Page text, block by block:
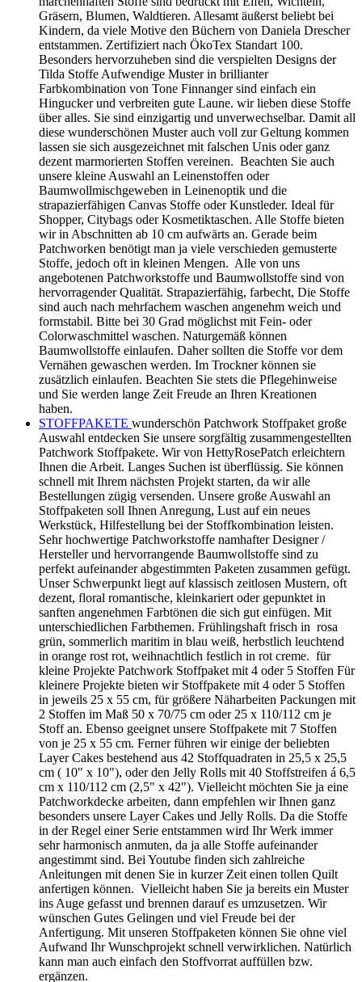
Unser Schwerpunkt liegt auf klassisch zeitlosen Mustern, oft
dezent, floral romantische, kleinkariert oder gepunktet in
sanften angenehmen Farbtönen die sich gut einfügen. Mit
unterschiedlichen Farbthemen. Frühlingshaft frisch in rosa
grün, sommerlich maritim in blau weiß, herbstlich leuchtend
in orange rost rot, weihnachtlich festlich in rot creme. für
kleine Projekte Patchwork Stoffpaket mit 4 oder 5 Stoffen Für
kleinere Projekte bieten wir Stoffpakete mit 4 oder 5 Stoffen
in jeweils 25 x 55 cm, für größere Näharbeiten Packungen mit
2 Stoffen im Maß 50 x 70/75 cm oder 25 x 110/112 cm je
Stoff an. Ebenso geeignet unsere Stoffpakete mit 7 Stoffen
von je 25 x 55 cm. Ferner führen wir einige der beliebten
Layer Cakes bestehend aus 42 Stoffquadraten in 25,5 x 25,5
cm ( 10" x 10"), oder den Jelly Rolls mit 40 Stoffstreifen á 6,5
cm x 110/112 cm (2,5" x 42"). Vielleicht möchten Sie ja eine
Patchworkdecke arbeiten, dann empfehlen wir Ihnen ganz
besonders unsere Layer Cakes und Jelly Rolls. Da die Stoffe
in der Regel einer Serie entstammen wird Ihr Werk immer
sehr harmonisch anmuten, da ja alle Stoffe aufeinander
angestimmt sind. Bei Youtube finden sich zahlreiche
Anleitungen mit denen Sie in kurzer Zeit einen tollen Quilt
anfertigen können. Vielleicht haben Sie ja bereits ein Muster
ins Auge gefasst und brennen darauf es umzusetzen. Wir
wünschen Gutes Gelingen und viel Freude bei der
Anfertigung. Mit unseren Stoffpaketen können Sie ohne viel
Aufwand Ihr Wunschprojekt schnell verwirklichen. Natürlich
kann man auch einfach den Stoffvorrat auffüllen bzw.
ergänzen.
TIPPShilfreiche Tipps rund ums Nähen - rationelles
Zusammensetzen gleich großer Blöcke - -
Schnellschneidetechniken - Briefecken und vieles mehr
ÜBER UNSWir sind ein kleines Team und der Umgang mit
Stoffen jedweder Art ist uns seit Kindertagen vertraut. Bereits
zu dieser Zeit entwickelte sich eine Vorliebe für dieses
Material. Selbstgefertigtes wurde und wird ganz groß
geschrieben, weil es einfach Freude bereitet kreativ zu sein.
Etwas Neues zu erschaffen, etwas ganz Persönliches,
Individuelles. Es ist immer wieder spannend ein bekanntes
Muster mit diesen wunderschönen hochwertigen
Patchworkstoffen neu umzusetzen, da jedesmal ein gänzlich
neuer Eindruck entsteht. Sei es durch die Farb- oder
Musterwahl. Ebenso faszinierend ist es ein noch unerprobtest
Design zu erarbeiten. Damit auch Ihre Werke wunschgemäß
gelingen, haben wir rund ums Quilten einige hilfreiche Tipps
zusammen getragen. Anregungen geben unsere kleinen
Nähprojekte und natürlich Patchworkdecken aus vergangenen
Tagen. Sie dienen zur Ideenfindung, sollen interessante
Farbkombinationen zeigen oder einfach zum Träumen
verleiten. Beim Vertrieb der herrlichen Textilien die durch
eine unglaubliche Vielfalt der Muster beeindruckt steht für uns
folgendes im Vordergrund: QUALITÄT BEDEUTET, DAS
DER KUNDE UND NICHT DIE WARE ZURÜCK
KOMMT Wir wünschen viel Freude beim stöbern, träumen
oder auswählen der Stoffe für Ihr nächstes Projekt. Wir geben
uns große Mühe alle Stoffe neutral darzustellen, müssen
jedoch darauf hinweisen, das es durch individulle
Monitoreinstellungen zu Abweichungen kommen kann. Ihr
Team von HettyRosePatch
WEIHNACHTENWeihnachtliche Patchworkstoffe für das
große Fest wir haben für Sie eine besondere Auswahl an
hochwertigen Patchworkstoffen für die Weihnachtszeit
zusammen gestellt. Exklusiv ausgefallene Muster kombiniert
mit dezenten Designs ergeben einen tollen Hingucker. Setzen
Sie Akzente mit überaus verspielten Drucken oder wählen Sie
einen klassischen Stoff in rot, creme oder grün. Mit diesen
traumhaft schönen Patchworkstoffen lassen sich individuelle
Adventskalender, Tisch-Sets, Tischläufer, Nikolausstiefel,